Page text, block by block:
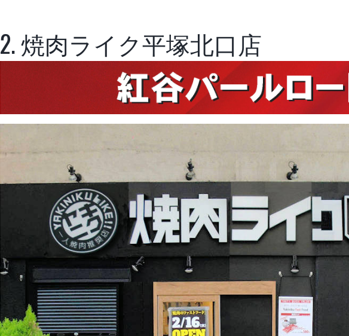
2. 焼肉ライク平塚北口店